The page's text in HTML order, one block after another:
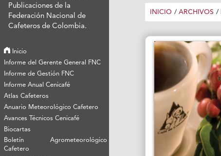
Publicaciones de la
Federación Nacional de
Cafeteros de Colombia.
Inicio
Informe del Gerente General FNC
Informe de Gestión FNC
Informe Anual Cenicafé
Atlas Cafeteros
Anuario Meteorológico Cafetero
Avances Técnicos Cenicafé
Biocartas
Boletín Agrometeorológico
Cafetero
INICIO / ARCHIVOS /